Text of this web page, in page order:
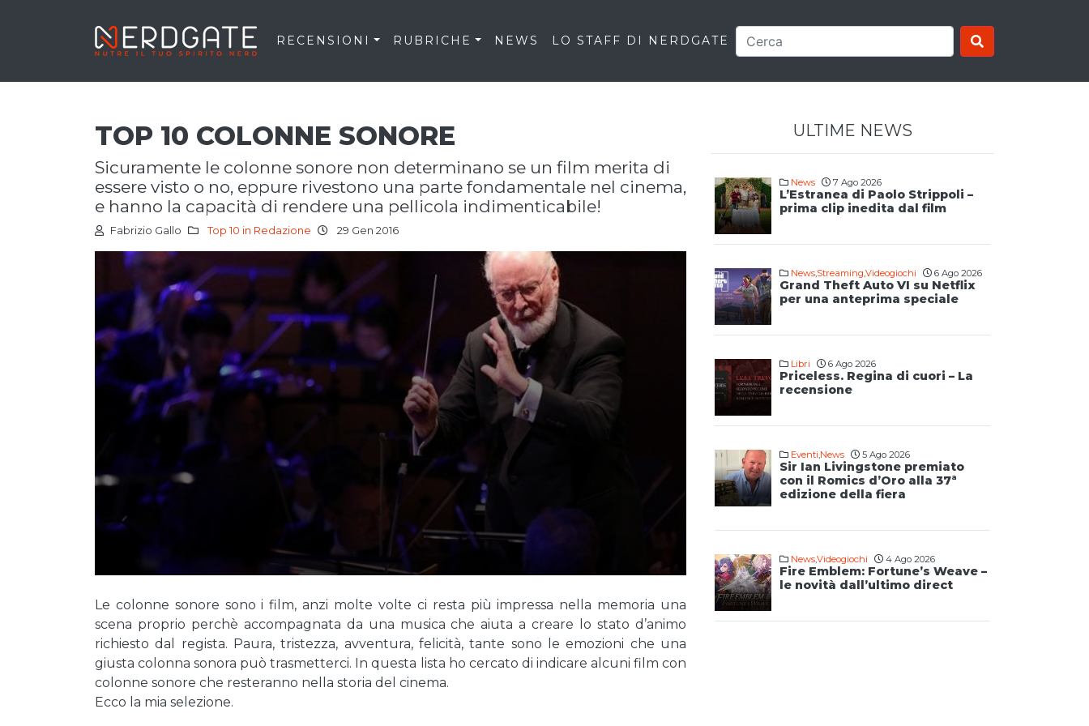
RECENSIONI RUBRICHE NEWS LO STAFF DI NERDGATE
TOP 10 COLONNE SONORE
sicuramente le colonne sonore non determinano se un film merita di
essere visto o no, eppure rivestono una parte fondamentale nel cinema,
e hanno la capacità di rendere una pellicola indimenticabile!
Fabrizio Gallo Top 10 in Redazione 29 Gen 2016
Le colonne sonore sono i film, anzi molte volte ci resta più impressa nella memoria una
scena proprio perchè accompagnata da una musica che aiuta a creare lo stato d’animo
richiesto dal regista. Paura, tristezza, avventura, felicità, tante sono le emozioni che una
giusta colonna sonora può trasmetterci. In questa lista ho cercato di indicare alcuni film con
colonne sonore che resteranno nella storia del cinema.
Ecco la mia selezione.
ULTIME NEWS
News 7 Ago 2026
L’Estranea di Paolo Strippoli –
prima clip inedita dal film
News,Streaming,Videogiochi 6 Ago 2026
Grand Theft Auto VI su Netflix
per una anteprima speciale
Libri 6 Ago 2026
Priceless. Regina di cuori – La
recensione
Eventi,News 5 Ago 2026
Sir Ian Livingstone premiato
con il Romics d’Oro alla 37ª
edizione della fiera
News,Videogiochi 4 Ago 2026
Fire Emblem: Fortune’s Weave –
le novità dall’ultimo direct